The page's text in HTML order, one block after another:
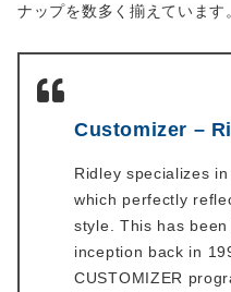
ナップを数多く揃えています
Customizer –
Ridley specializes
which perfectly
style. This has
inception back in
CUSTOMIZER